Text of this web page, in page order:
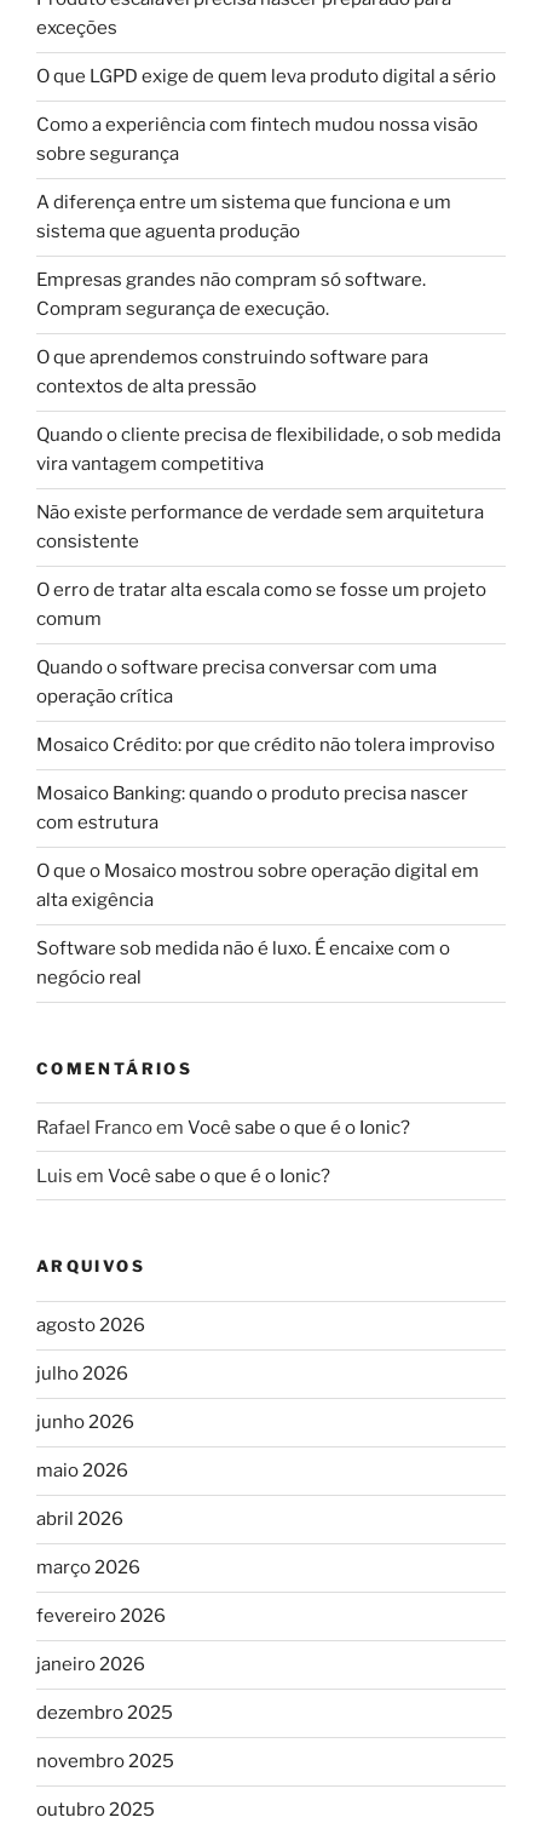
exceções
O que LGPD exige de quem leva produto digital a sério
Como a experiência com fintech mudou nossa visão
sobre segurança
A diferença entre um sistema que funciona e um
sistema que aguenta produção
Empresas grandes não compram só software.
Compram segurança de execução.
O que aprendemos construindo software para
contextos de alta pressão
Quando o cliente precisa de flexibilidade, o sob medida
vira vantagem competitiva
Não existe performance de verdade sem arquitetura
consistente
O erro de tratar alta escala como se fosse um projeto
comum
Quando o software precisa conversar com uma
operação crítica
Mosaico Crédito: por que crédito não tolera improviso
Mosaico Banking: quando o produto precisa nascer
com estrutura
O que o Mosaico mostrou sobre operação digital em
alta exigência
Software sob medida não é luxo. É encaixe com o
negócio real
COMENTÁRIOS
Rafael Francoem Você sabe o que é o Ionic?
Luis em Você sabe o que é o Ionic?
ARQUIVOS
agosto 2026
julho 2026
junho 2026
maio 2026
abril 2026
março 2026
fevereiro 2026
janeiro 2026
dezembro 2025
novembro 2025
outubro 2025